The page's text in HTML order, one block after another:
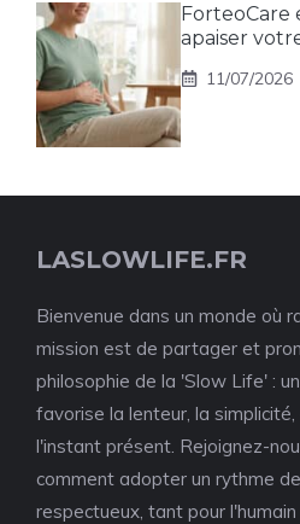
ForteoCare
apaiser
11/07/2026
LASLOWLIFE.FR
Bienvenue dans un monde où
mission est de partager et
philosophie de la 'Slow Life' :
favorise la lenteur, la
l'instant présent. Rejoignez-
comment adopter un rythme
respectueux, tant pour